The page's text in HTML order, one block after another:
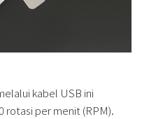
kabel USB ini
rotasi per menit (RPM).